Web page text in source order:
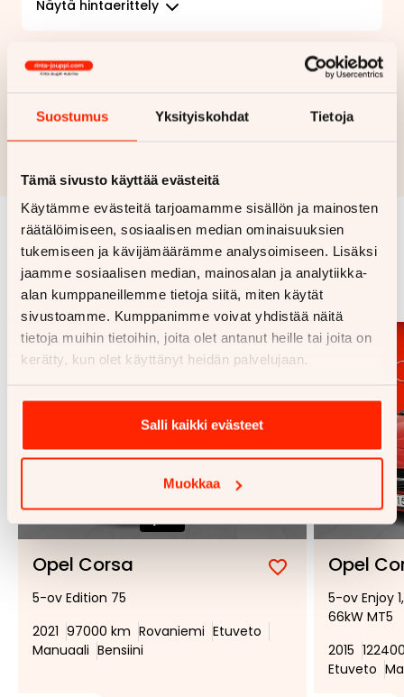
Suostumus Yksityiskohdat Tietoja
Tämä sivusto käyttää evästeitä
Käytämme evästeitä tarjoamamme sisällön ja mainosten
räätälöimiseen, sosiaalisen median ominaisuuksien
tukemiseen ja kävijämäärämme analysoimiseen. Lisäksi
jaamme sosiaalisen median, mainosalan ja analytiikka-
alan kumppaneillemme tietoja siitä, miten käytät
sivustoamme. Kumppanimme voivat yhdistää näitä
tietoja muihin tietoihin, joita olet antanut heille tai joita on
kerätty, kun olet käyttänyt heidän palvelujaan.
Salli kaikki evästeet
Muokkaa
Näytä hintaerittely
Haluan myös tarjouksen vakuutuksesta
Hae rahoitustarjous
Samankaltaisia ajoneuvoja
Katso kaikki
Opel Corsa
Lisää
suosikiksi
Poista
suosikeista
5-ov Edition 75
2021 97000 km Rovaniemi Etuveto
Manuaali Bensiini
Opel
5-ov Enjoy
66kW MT5
2015
Etuveto